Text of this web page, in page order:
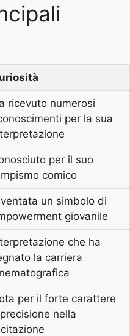
ricevuto numerosi
per la sua
per il suo
comico
un simbolo di
giovanile
che ha
la carriera
per il forte carattere
nella